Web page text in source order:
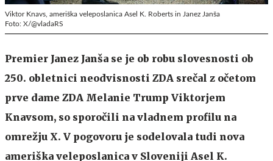
Viktor Knavs, ameriška veleposlanica Asel K. Roberts in Janez Janša
Foto: X/@vladaRS
Premier Janez Janša se je ob robu slovesnosti ob
250. obletnici neodvisnosti ZDA srečal z očetom
prve dame ZDA Melanie Trump Viktorjem
Knavsom, so sporočili na vladnem profilu na
omrežju X. V pogovoru je sodelovala tudi nova
ameriška veleposlanica v Sloveniji Asel K.